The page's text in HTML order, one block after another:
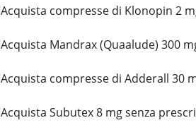
Acquista compresse di Klonopin 2
Acquista Mandrax (Quaalude) 300
Acquista compresse di Adderall 30
Acquista Subutex 8 mg senza